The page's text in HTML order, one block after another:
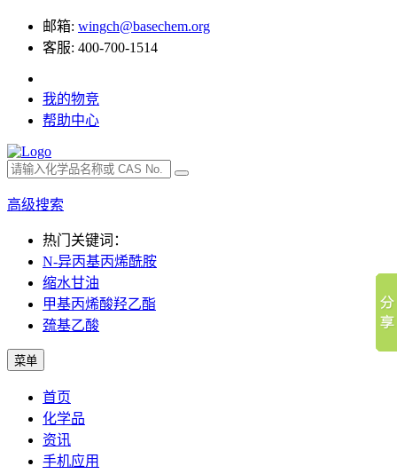
邮箱: wingch@basechem.org
客服: 400-700-1514
我的物竞
帮助中心
高级搜索
热门关键词：
N-异丙基丙烯酰胺
缩水甘油
甲基丙烯酸羟乙酯
巯基乙酸
菜单
首页
化学品
资讯
手机应用